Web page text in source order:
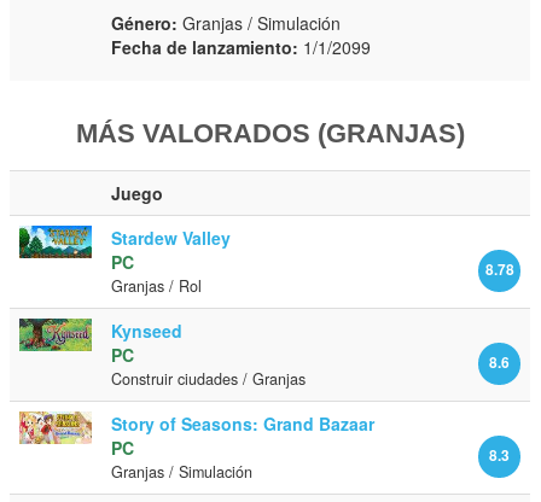
Género: Granjas / Simulación
Fecha de lanzamiento: 1/1/2099
MÁS VALORADOS (GRANJAS)
Juego
Stardew Valley
8.78
PC
Granjas / Rol
Kynseed
8.6
PC
Construir ciudades / Granjas
Story of Seasons: Grand Bazaar
8.3
PC
Granjas / Simulación